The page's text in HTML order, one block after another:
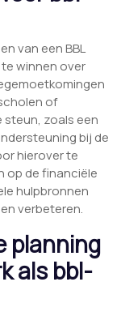
van een BBL
winnen over
of
zoals een
bij de
hierover te
op de financiële
hulpbronnen
verbeteren.
planning
als bbl-